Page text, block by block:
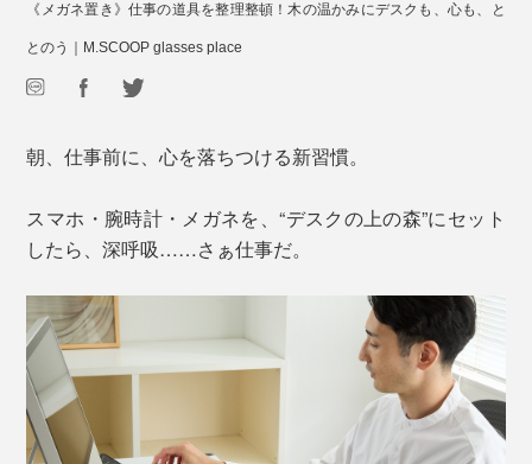
《メガネ置き》仕事の道具を整理整頓！木の温かみにデスクも、心も、と
とのう｜M.SCOOP glasses place
朝、仕事前に、心を落ちつける新習慣。
スマホ・腕時計・メガネを、“デスクの上の森”にセット
したら、深呼吸……さぁ仕事だ。